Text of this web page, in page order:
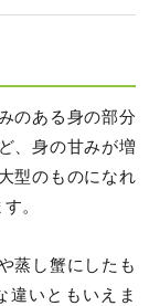
のある身の部分
、身の甘みが増
型のものになれ
。
蒸し蟹にしたも
違いともいえま